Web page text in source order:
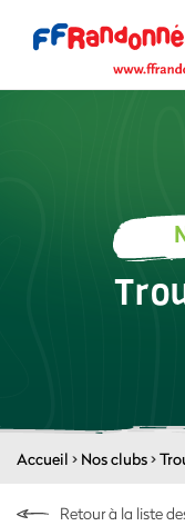
Accueil > Nos clubs>
Retour à la liste